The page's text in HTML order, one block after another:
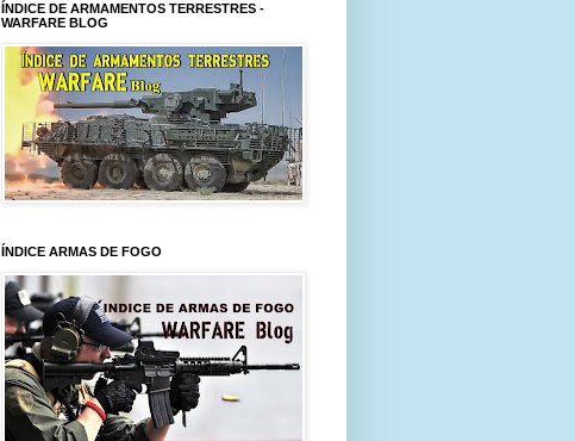
ÍNDICE DE ARMAMENTOS TERRESTRES -
WARFARE BLOG
ÍNDICE ARMAS DE FOGO